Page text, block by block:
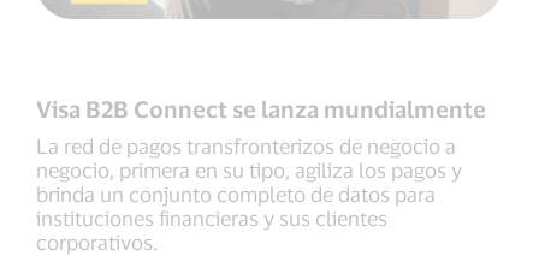
Visa B2B Connect se lanza mundialmente
La red de pagos transfronterizos de negocio a
negocio, primera en su tipo, agiliza los pagos y
brinda un conjunto completo de datos para
instituciones financieras y sus clientes
corporativos.